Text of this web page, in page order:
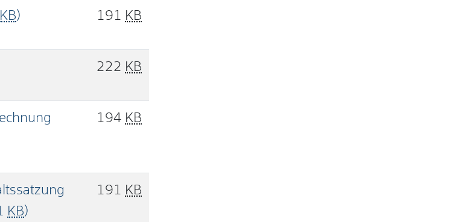
KB) 191 KB
222 KB
194 KB
KB)
191 KB